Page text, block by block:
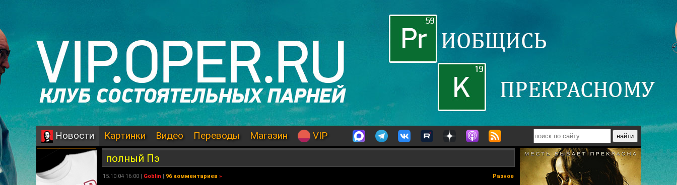
Новости Картинки Видео Переводы Магазин VIP
полный Пэ
15.10.04 16:00 | Goblin | 96 комментариев » Разное